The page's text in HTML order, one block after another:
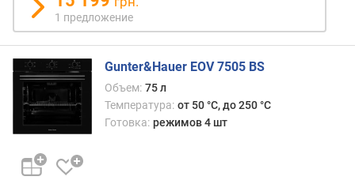
о
т
а
д
л
в
р
а
1 предложение
Gunter&Hauer EOV 7505 BS
Объем: 75 л
Температура: от 50 °C, до 250 °C
Готовка: режимов 4 шт